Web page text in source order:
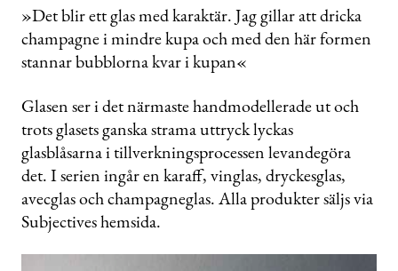
»Det blir ett glas med karaktär. Jag gillar att dricka
champagne i mindre kupa och med den här formen
stannar bubblorna kvar i kupan«
Glasen ser i det närmaste handmodellerade ut och
trots glasets ganska strama uttryck lyckas
glasblåsarna i tillverkningsprocessen levandegöra
det. I serien ingår en karaff, vinglas, dryckesglas,
avecglas och champagneglas. Alla produkter säljs via
Subjectives hemsida.